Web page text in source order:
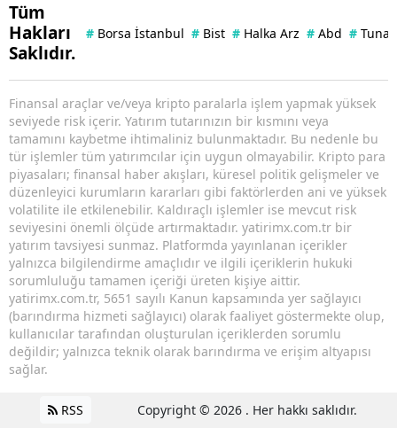
Tüm
Hakları
Saklıdır.
# Borsa İstanbul # Bist # Halka Arz # Abd # Tuna
Finansal araçlar ve/veya kripto paralarla işlem yapmak yüksek
seviyede risk içerir. Yatırım tutarınızın bir kısmını veya
tamamını kaybetme ihtimaliniz bulunmaktadır. Bu nedenle bu
tür işlemler tüm yatırımcılar için uygun olmayabilir. Kripto para
piyasaları; finansal haber akışları, küresel politik gelişmeler ve
düzenleyici kurumların kararları gibi faktörlerden ani ve yüksek
volatilite ile etkilenebilir. Kaldıraçlı işlemler ise mevcut risk
seviyesini önemli ölçüde artırmaktadır. yatirimx.com.tr bir
yatırım tavsiyesi sunmaz. Platformda yayınlanan içerikler
yalnızca bilgilendirme amaçlıdır ve ilgili içeriklerin hukuki
sorumluluğu tamamen içeriği üreten kişiye aittir.
yatirimx.com.tr, 5651 sayılı Kanun kapsamında yer sağlayıcı
(barındırma hizmeti sağlayıcı) olarak faaliyet göstermekte olup,
kullanıcılar tarafından oluşturulan içeriklerden sorumlu
değildir; yalnızca teknik olarak barındırma ve erişim altyapısı
sağlar.
RSS Copyright © 2026 . Her hakkı saklıdır.